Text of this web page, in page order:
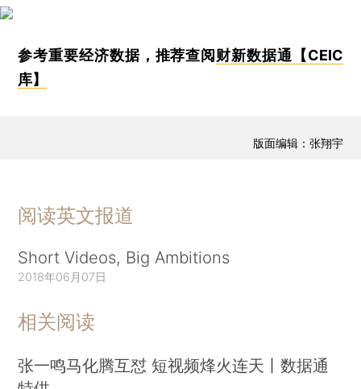
参考重要经济数据，推荐查阅财新数据通【CEIC
库】
版面编辑：张翔宇
阅读英文报道
Short Videos, Big Ambitions
2018年06月07日
相关阅读
张一鸣马化腾互怼 短视频烽火连天丨数据通